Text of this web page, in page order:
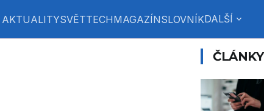
AKTUALITYSVĚTTECHMAGAZÍNSLOVNÍKDALŠÍ expand_more
ČLÁNKY